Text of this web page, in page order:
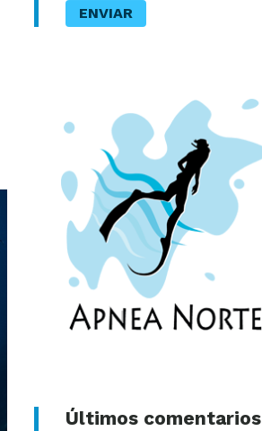
ENVIAR
Últimos comentarios